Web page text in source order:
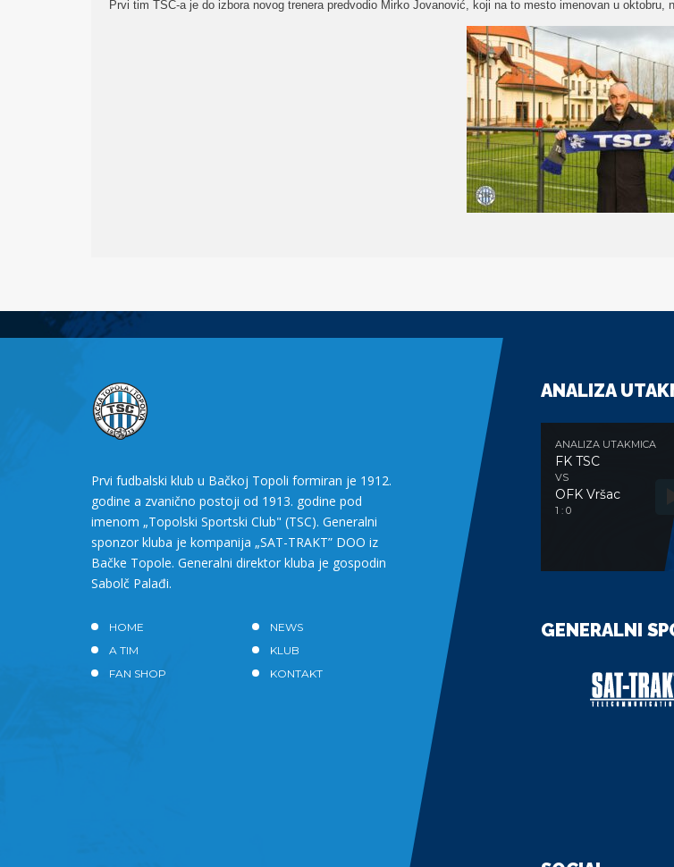
Prvi tim TSC-a je do izbora novog trenera predvodio Mirko Jovanović, koji na to mesto imenovan u oktobru,
Prvi fudbalski klub u Bačkoj Topoli formiran je 1912.
godine a zvanično postoji od 1913. godine pod
imenom „Topolski Sportski Club" (TSC). Generalni
sponzor kluba je kompanija „SAT-TRAKT” DOO iz
Bačke Topole. Generalni direktor kluba je gospodin
Sabolč Palađi.
HOME
NEWS
A TIM
KLUB
FAN SHOP
KONTAKT
ANALIZA
ANALIZA UTAKMICA
FK TSC
VS
OFK Vršac
1 : 0
GENERALNI